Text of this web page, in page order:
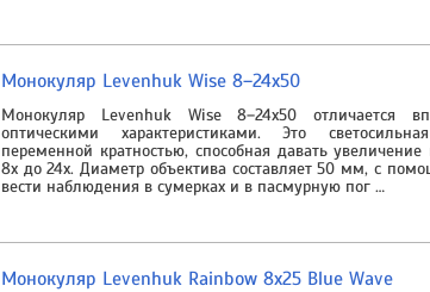
Монокуляр Levenhuk Wise 8–24x50
Монокуляр Levenhuk Wise 8–24x50 отличается
оптическими характеристиками. Это
переменной кратностью, способная давать
8x до 24x. Диаметр объектива составляет 50 мм, с
вести наблюдения в сумерках и в пасмурную пог …
Монокуляр Levenhuk Rainbow 8x25 Blue Wave